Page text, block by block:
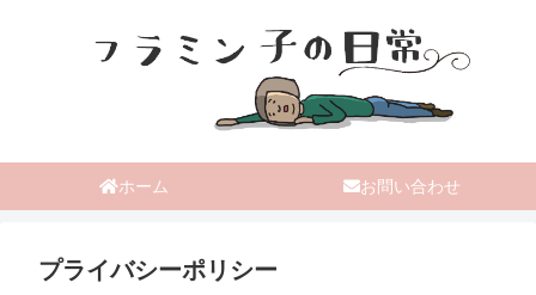
ホーム お問い合わせ
プライバシーポリシー